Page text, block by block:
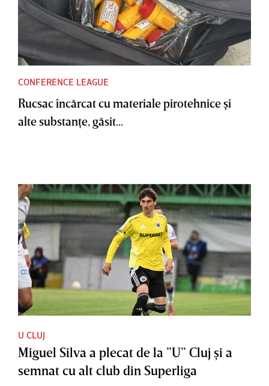
CONFERENCE LEAGUE
Rucsac încărcat cu materiale pirotehnice şi
alte substanţe, găsit...
U CLUJ
Miguel Silva a plecat de la ”U” Cluj şi a
semnat cu alt club din Superliga